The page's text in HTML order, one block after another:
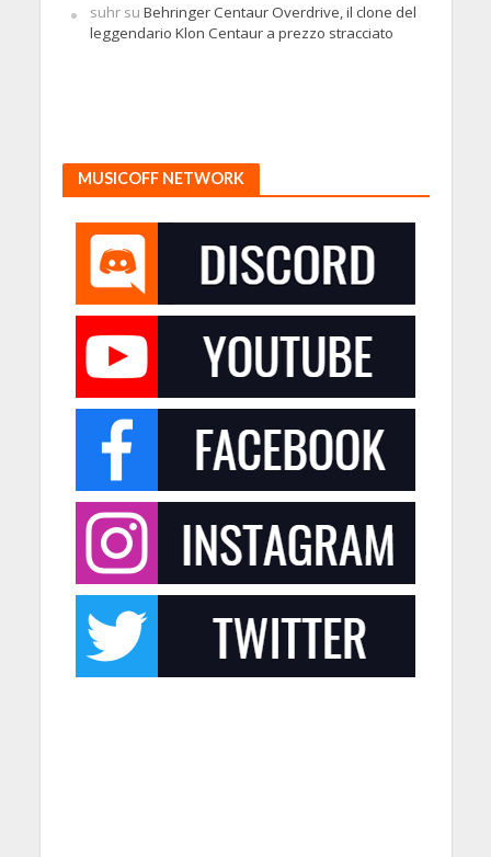
suhrsu Behringer Centaur Overdrive, il clone del
leggendario Klon Centaur a prezzo stracciato
MUSICOFF NETWORK